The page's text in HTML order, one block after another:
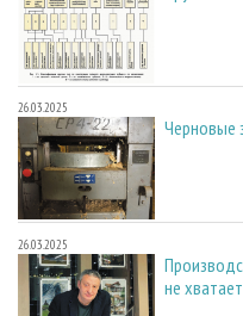
26.03.2025
Черновые
26.03.2025
не